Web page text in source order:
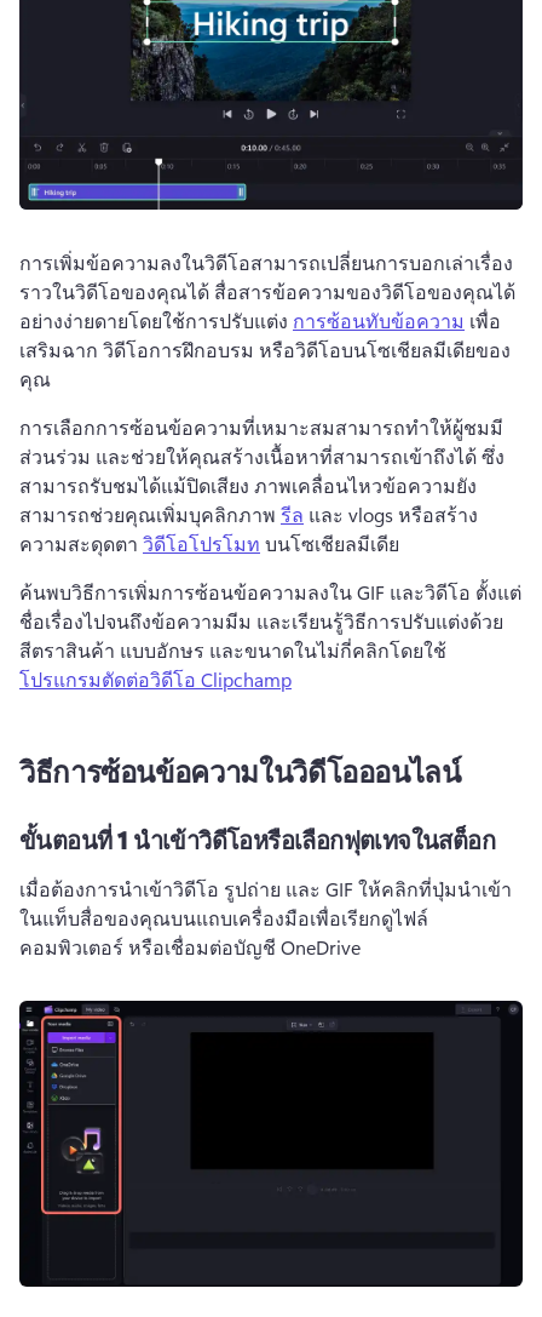
การเพิ่มข้อความลงในวิดีโอสามารถเปลี่ยนการบอกเล่าเรื่อง
ราวในวิดีโอของคุณได้ สื่อสารข้อความของวิดีโอของคุณได้
อย่างง่ายดายโดยใช้การปรับแต่ง การซ้อนทับข้อความ เพื่อ
เสริมฉาก วิดีโอการฝึกอบรม หรือวิดีโอบนโซเชียลมีเดียของ
คุณ
การเลือกการซ้อนข้อความที่เหมาะสมสามารถทำให้ผู้ชมมี
ส่วนร่วม และช่วยให้คุณสร้างเนื้อหาที่สามารถเข้าถึงได้ ซึ่ง
สามารถรับชมได้แม้ปิดเสียง ภาพเคลื่อนไหวข้อความยัง
สามารถช่วยคุณเพิ่มบุคลิกภาพ รีล และ vlogs หรือสร้าง
ความสะดุดตา วิดีโอโปรโมท บนโซเชียลมีเดีย
ค้นพบวิธีการเพิ่มการซ้อนข้อความลงใน GIF และวิดีโอ ตั้งแต่
ชื่อเรื่องไปจนถึงข้อความมีม และเรียนรู้วิธีการปรับแต่งด้วย
สีตราสินค้า แบบอักษร และขนาดในไม่กี่คลิกโดยใช้
โปรแกรมตัดต่อวิดีโอ Clipchamp
วิธีการซ้อนข้อความในวิดีโอออนไลน์
ขั้นตอนที่ 1 นำเข้าวิดีโอหรือเลือกฟุตเทจในสต็อก
เมื่อต้องการนําเข้าวิดีโอ รูปถ่าย และ GIF ให้คลิกที่ปุ่มนําเข้า
ในแท็บสื่อของคุณบนแถบเครื่องมือเพื่อเรียกดูไฟล์
คอมพิวเตอร์ หรือเชื่อมต่อบัญชี OneDrive